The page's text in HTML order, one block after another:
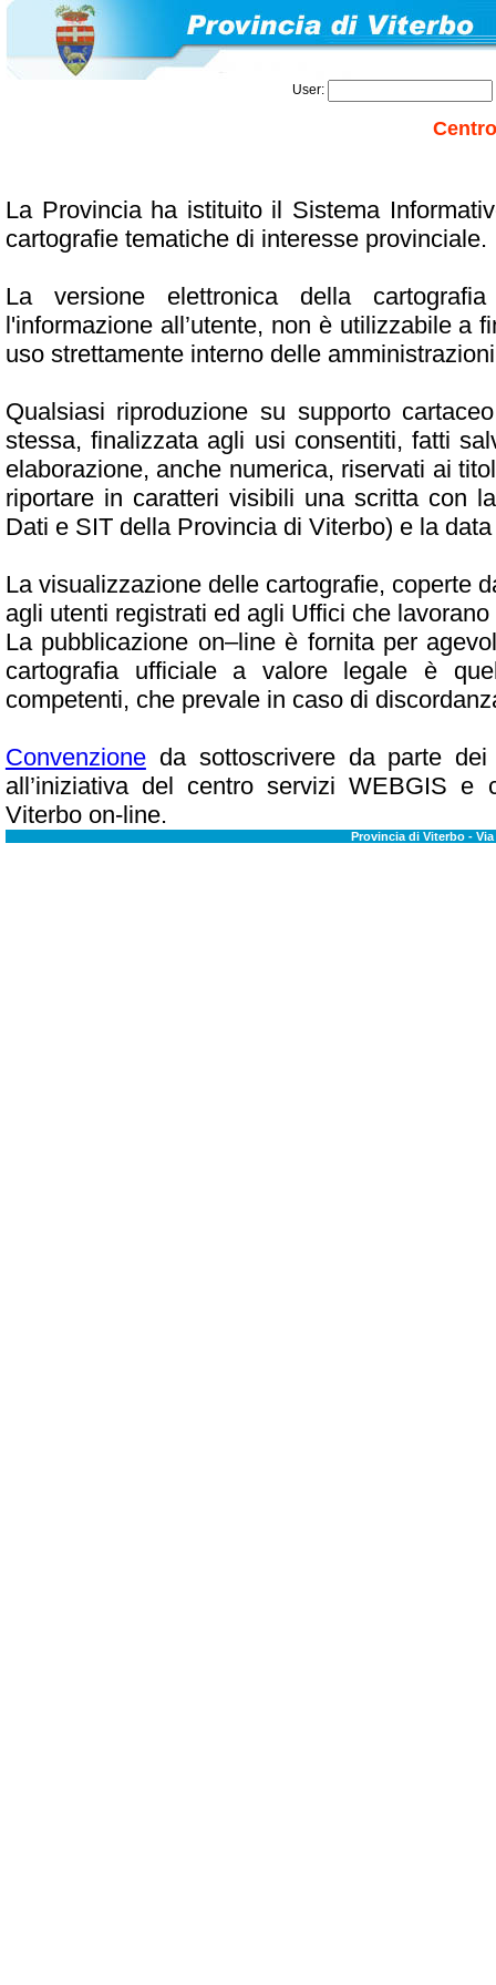
User:
La Provincia ha istituito il Sistema
cartografie tematiche di interesse provinciale.
La versione elettronica della
l'informazione all’utente, non è utilizzabile a
uso strettamente interno delle
Qualsiasi riproduzione su supporto
stessa, finalizzata agli usi consentiti, fatti
elaborazione, anche numerica, riservati ai
riportare in caratteri visibili una scritta con
Dati e SIT della Provincia di Viterbo) e la
La visualizzazione delle cartografie, coperte
agli utenti registrati ed agli Uffici che
La pubblicazione on–line è fornita per
cartografia ufficiale a valore legale è
competenti, che prevale in caso di
Convenzioneda sottoscrivere da parte dei
all’iniziativa del centro servizi WEBGIS e
Viterbo on-line.
Provincia di Viterbo - Via